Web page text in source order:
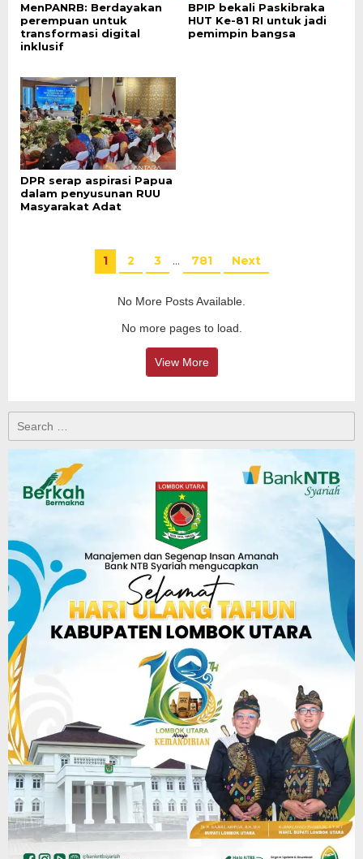
MenPANRB: Berdayakan
perempuan untuk
transformasi digital
inklusif
BPIP bekali Paskibraka
HUT Ke-81 RI untuk jadi
pemimpin bangsa
DPR serap aspirasi Papua
dalam penyusunan RUU
Masyarakat Adat
1 2 3 … 781 Next
No More Posts Available.
No more pages to load.
View More
Search
for: